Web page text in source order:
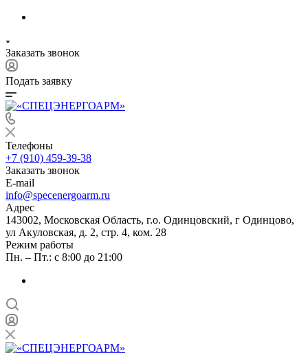
Заказать звонок
Подать заявку
Телефоны
+7 (910) 459-39-38
Заказать звонок
E-mail
info@specenergoarm.ru
Адрес
143002, Московская Область, г.о. Одинцовский, г Одинцово,
ул Акуловская, д. 2, стр. 4, ком. 28
Режим работы
Пн. – Пт.: с 8:00 до 21:00